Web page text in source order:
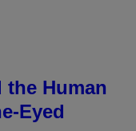
Human
Eyed